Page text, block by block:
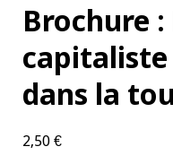
Brochure
dans la
2,50 €